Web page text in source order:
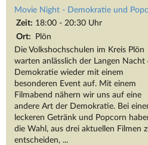
Movie Night - Demokratie und
Zeit: 18:00 - 20:30 Uhr
Ort: Plön
Die Volkshochschulen im Kreis Plön
warten anlässlich der Langen Nacht
Demokratie wieder mit einem
besonderen Event auf. Mit einem
Filmabend nähern wir uns auf eine
andere Art der Demokratie. Bei
leckeren Getränk und Popcorn
die Wahl, aus drei aktuellen Filmen
entscheiden, ...